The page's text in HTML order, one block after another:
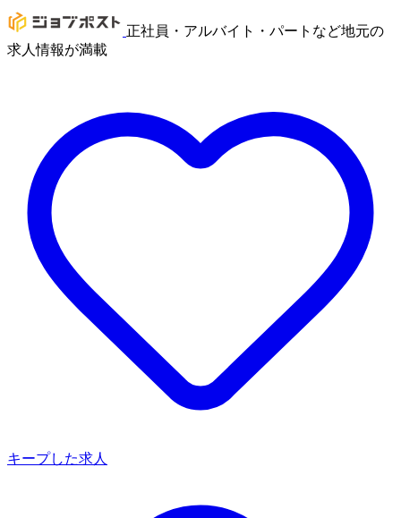
正社員・アルバイト・パートなど地元の
求人情報が満載
キープした求人